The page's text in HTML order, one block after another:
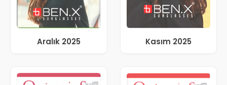
Aralık 2025 Kasım 2025